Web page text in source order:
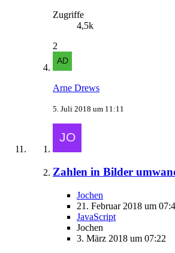
Zugriffe
4,5k
2
Arne Drews
5. Juli 2018 um 11:11
Zahlen in Bilder
Jochen
21. Februar 2018 um
JavaScript
Jochen
3. März 2018 um 07:22